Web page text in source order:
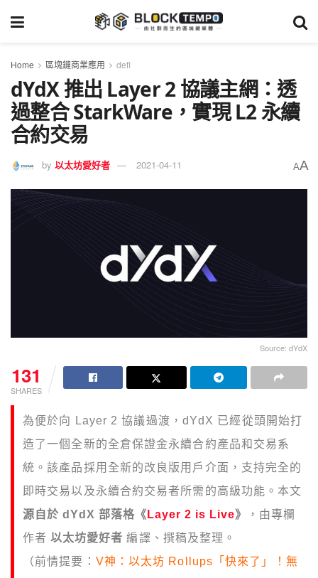
Home 區塊鏈商業應用 defi
dYdX 推出 Layer 2 協議主網：透
過整合 StarkWare，實現 L2 永續
合約交易
by 以太坊愛好者 2021-04-11 AA
Source: dYdX
131
SHARES
為便於向 Layer 2 協議過渡，dYdX 已經從頭開始打
造了一個全新的全倉保證金永續合約產品和交易系
統。該產品採用全新的改良版用戶介面，支持完全的
即時交易以及永續合約交易者所需的高級功能。本文
源自於 dYdX 部落格《 Layer 2 is Live》
，由專欄
作者以太坊愛好者 編譯、撰稿及整理。
（前情提要： V神：以太坊 Rollups「快來了」！無